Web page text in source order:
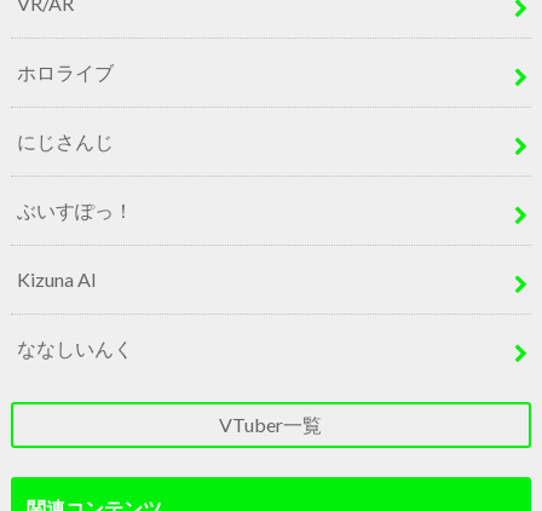
ホロライブ
にじさんじ
ぶいすぽっ！
Kizuna AI
ななしいんく
VTuber一覧